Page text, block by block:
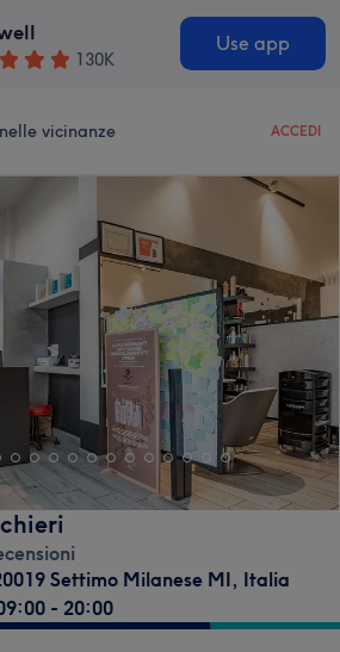
130K
Use app
vicinanze ACCEDI
Settimo Milanese MI, Italia
- 20:00